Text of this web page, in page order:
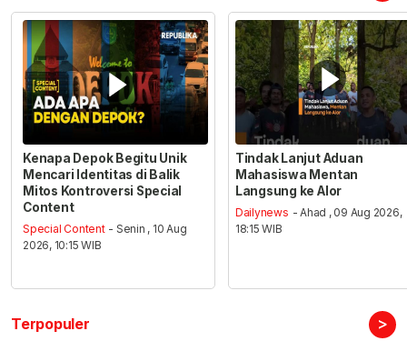
Kenapa Depok Begitu Unik
Mencari Identitas di Balik
Mitos Kontroversi Special
Content
Special Content - Senin , 10 Aug
2026, 10:15 WIB
Tindak Lanjut Aduan
Mahasiswa Mentan
Langsung ke Alor
Dailynews - Ahad , 09 Aug 2026,
18:15 WIB
Terpopuler >